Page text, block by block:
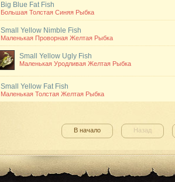
Big Blue Fat Fish
Большая Толстая Синяя Рыбка
Small Yellow Nimble Fish
Маленькая Проворная Желтая Рыбка
Small Yellow Ugly Fish
Маленькая Уродливая Желтая Рыбка
Small Yellow Fat Fish
Маленькая Толстая Желтая Рыбка
В начало Назад